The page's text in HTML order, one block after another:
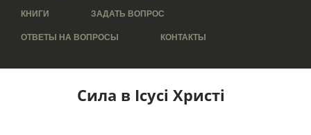
КНИГИ ЗАДАТЬ ВОПРОС
ОТВЕТЫ НА ВОПРОСЫ КОНТАКТЫ
Сила в Ісусі Христі